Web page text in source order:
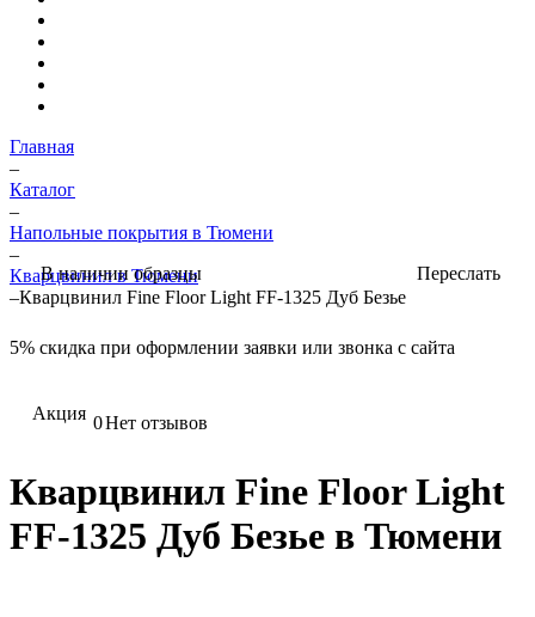
Главная
–
Каталог
–
Напольные покрытия в Тюмени
–
Кварцвинил в Тюмени
–Кварцвинил Fine Floor Light FF-1325 Дуб Безье
5% скидка при оформлении заявки или звонка с сайта
Акция 0Нет отзывов
Кварцвинил Fine Floor Light
FF-1325 Дуб Безье в Тюмени
В наличии образцы Переслать